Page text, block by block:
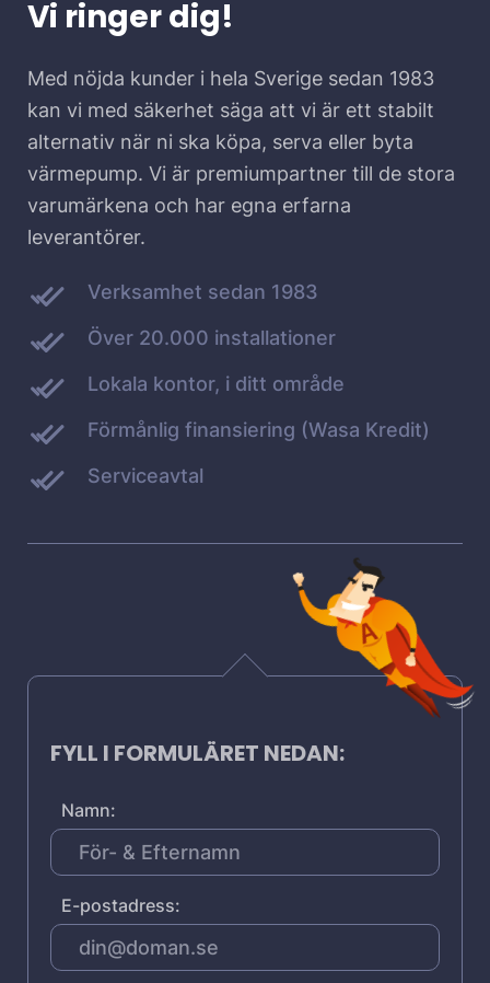
Vi ringer dig!
Med nöjda kunder i hela Sverige sedan 1983
kan vi med säkerhet säga att vi är ett stabilt
alternativ när ni ska köpa, serva eller byta
värmepump. Vi är premiumpartner till de stora
varumärkena och har egna erfarna
leverantörer.
Verksamhet sedan 1983
Över 20.000 installationer
Lokala kontor, i ditt område
Förmånlig finansiering (Wasa Kredit)
Serviceavtal
FYLL I FORMULÄRET NEDAN:
Namn:
E-postadress: